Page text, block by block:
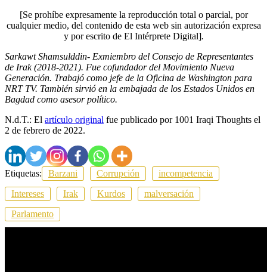
[Se prohíbe expresamente la reproducción total o parcial, por
cualquier medio, del contenido de esta web sin autorización expresa
y por escrito de El Intérprete Digital].
Sarkawt Shamsulddin- Exmiembro del Consejo de Representantes
de Irak (2018-2021). Fue cofundador del Movimiento Nueva
Generación. Trabajó como jefe de la Oficina de Washington para
NRT TV. También sirvió en la embajada de los Estados Unidos en
Bagdad como asesor político.
N.d.T.: El artículo original fue publicado por 1001 Iraqi Thoughts el
2 de febrero de 2022.
Etiquetas: Barzani Corrupción
incompetencia
Intereses
Irak Kurdos
malversación
Parlamento